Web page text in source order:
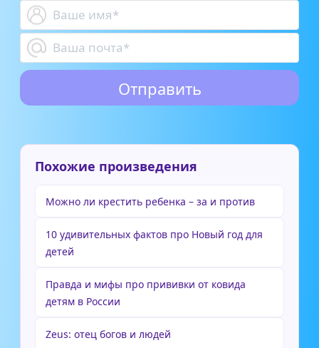
Похожие произведения
Можно ли крестить ребенка – за и против
10 удивительных фактов про Новый год для
детей
Правда и мифы про прививки от ковида
детям в России
Zeus: отец богов и людей